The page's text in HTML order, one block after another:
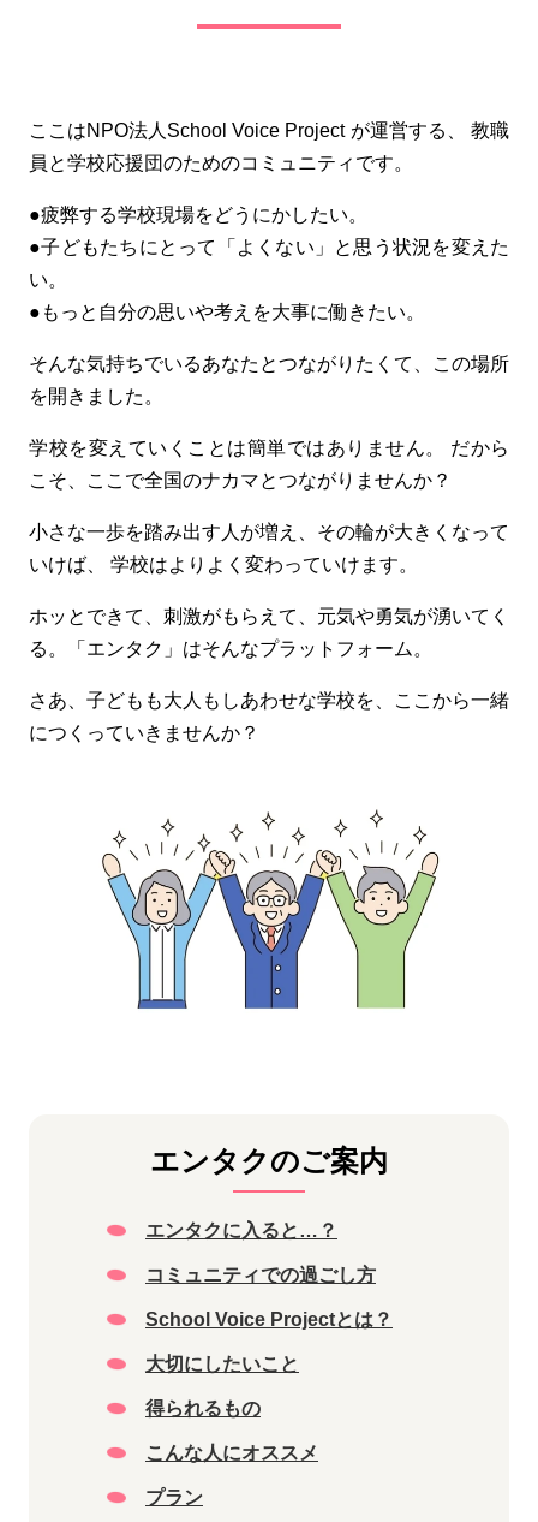
ここはNPO法人School Voice Project が運営する、
教職
員と学校応援団のためのコミュニティです。
●疲弊する学校現場をどうにかしたい。
●子どもたちにとって「よくない」と思う状況を変えた
い。
●もっと自分の思いや考えを大事に働きたい。
そんな気持ちでいるあなたとつながりたくて、この場所
を開きました。
学校を変えていくことは簡単ではありません。
だから
こそ、ここで全国のナカマとつながりませんか？
小さな一歩を踏み出す人が増え、その輪が大きくなって
いけば、
学校はよりよく変わっていけます。
ホッとできて、刺激がもらえて、元気や勇気が湧いてく
る。
「エンタク」はそんなプラットフォーム。
さあ、子どもも大人もしあわせな学校を、ここから一緒
につくっていきませんか？
エンタクのご案内
エンタクに入ると…？
コミュニティでの過ごし方
School Voice Projectとは？
大切にしたいこと
得られるもの
こんな人にオススメ
プラン